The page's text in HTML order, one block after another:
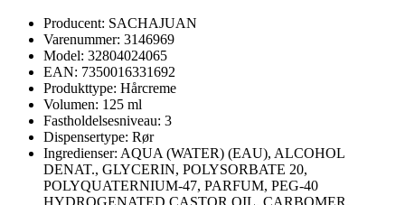
Producent: SACHAJUAN
Varenummer: 3146969
Model: 32804024065
EAN: 7350016331692
Produkttype: Hårcreme
Volumen: 125 ml
Fastholdelsesniveau: 3
Dispensertype: Rør
Ingredienser: AQUA (WATER) (EAU), ALCOHOL
DENAT., GLYCERIN, POLYSORBATE 20,
POLYQUATERNIUM-47, PARFUM, PEG-40
HYDROGENATED CASTOR OIL, CARBOMER,